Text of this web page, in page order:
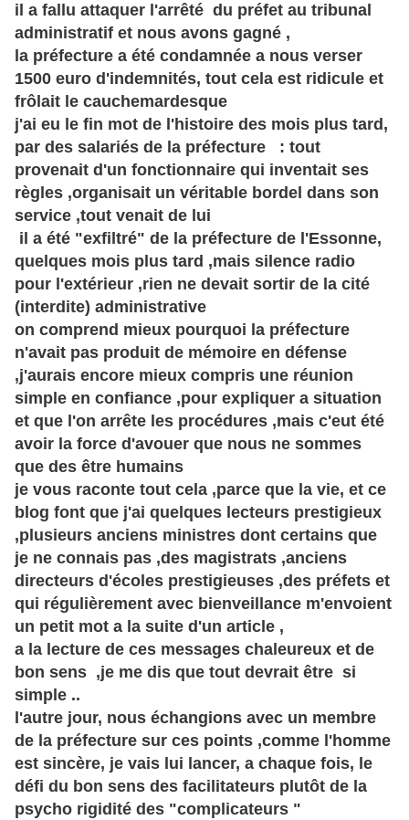
il a fallu attaquer l'arrêté du préfet au tribunal
administratif et nous avons gagné ,
la préfecture a été condamnée a nous verser
1500 euro d'indemnités, tout cela est ridicule et
frôlait le cauchemardesque
j'ai eu le fin mot de l'histoire des mois plus tard,
par des salariés de la préfecture : tout
provenait d'un fonctionnaire qui inventait ses
règles ,organisait un véritable bordel dans son
service ,tout venait de lui
il a été "exfiltré" de la préfecture de l'Essonne,
quelques mois plus tard ,mais silence radio
pour l'extérieur ,rien ne devait sortir de la cité
(interdite) administrative
on comprend mieux pourquoi la préfecture
n'avait pas produit de mémoire en défense
,j'aurais encore mieux compris une réunion
simple en confiance ,pour expliquer a situation
et que l'on arrête les procédures ,mais c'eut été
avoir la force d'avouer que nous ne sommes
que des être humains
je vous raconte tout cela ,parce que la vie, et ce
blog font que j'ai quelques lecteurs prestigieux
,plusieurs anciens ministres dont certains que
je ne connais pas ,des magistrats ,anciens
directeurs d'écoles prestigieuses ,des préfets et
qui régulièrement avec bienveillance m'envoient
un petit mot a la suite d'un article ,
a la lecture de ces messages chaleureux et de
bon sens ,je me dis que tout devrait être si
simple ..
l'autre jour, nous échangions avec un membre
de la préfecture sur ces points ,comme l'homme
est sincère, je vais lui lancer, a chaque fois, le
défi du bon sens des facilitateurs plutôt de la
psycho rigidité des "complicateurs "